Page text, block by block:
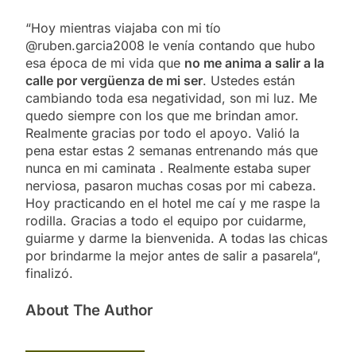
“Hoy mientras viajaba con mi tío
@ruben.garcia2008 le venía contando que hubo
esa época de mi vida que no me anima a salir a la
calle por vergüenza de mi ser. Ustedes están
cambiando toda esa negatividad, son mi luz. Me
quedo siempre con los que me brindan amor.
Realmente gracias por todo el apoyo. Valió la
pena estar estas 2 semanas entrenando más que
nunca en mi caminata . Realmente estaba super
nerviosa, pasaron muchas cosas por mi cabeza.
Hoy practicando en el hotel me caí y me raspe la
rodilla. Gracias a todo el equipo por cuidarme,
guiarme y darme la bienvenida. A todas las chicas
por brindarme la mejor antes de salir a pasarela“,
finalizó.
About The Author